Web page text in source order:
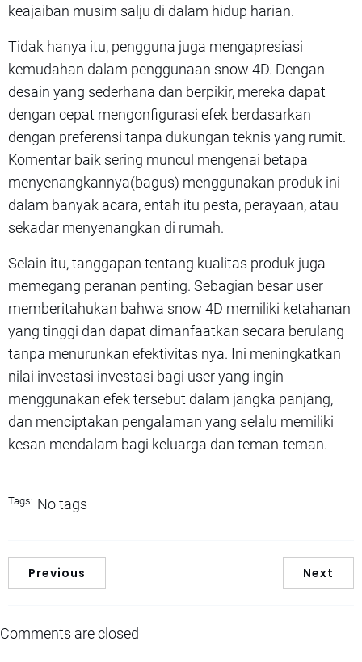
keajaiban musim salju di dalam hidup harian.
Tidak hanya itu, pengguna juga mengapresiasi
kemudahan dalam penggunaan snow 4D. Dengan
desain yang sederhana dan berpikir, mereka dapat
dengan cepat mengonfigurasi efek berdasarkan
dengan preferensi tanpa dukungan teknis yang rumit.
Komentar baik sering muncul mengenai betapa
menyenangkannya(bagus) menggunakan produk ini
dalam banyak acara, entah itu pesta, perayaan, atau
sekadar menyenangkan di rumah.
Selain itu, tanggapan tentang kualitas produk juga
memegang peranan penting. Sebagian besar user
memberitahukan bahwa snow 4D memiliki ketahanan
yang tinggi dan dapat dimanfaatkan secara berulang
tanpa menurunkan efektivitas nya. Ini meningkatkan
nilai investasi investasi bagi user yang ingin
menggunakan efek tersebut dalam jangka panjang,
dan menciptakan pengalaman yang selalu memiliki
kesan mendalam bagi keluarga dan teman-teman.
Tags: No tags
Previous Next
Comments are closed